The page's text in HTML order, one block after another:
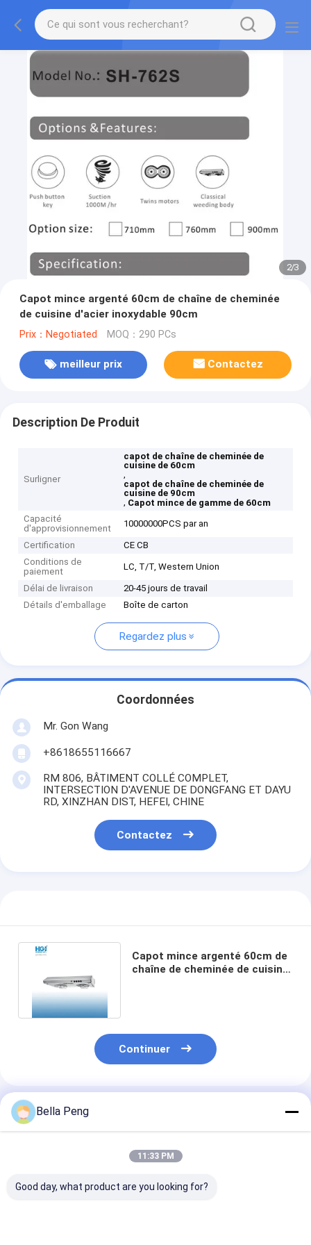
2/3
Capot mince argenté 60cm de chaîne de cheminée
de cuisine d'acier inoxydable 90cm
Prix：Negotiated MOQ：290 PCs
meilleur prix Contactez
Description De Produit
Surligner
capot de chaîne de cheminée de
cuisine de 60cm
,
capot de chaîne de cheminée de
cuisine de 90cm
, Capot mince de gamme de 60cm
Capacité
d'approvisionnement
10000000PCS par an
Certification
CE CB
Conditions de
paiement
LC, T/T, Western Union
Délai de livraison
20-45 jours de travail
Détails d'emballage
Boîte de carton
Regardez plus
Coordonnées
Mr. Gon Wang
+8618655116667
RM 806, BÂTIMENT COLLÉ COMPLET,
INTERSECTION D'AVENUE DE DONGFANG ET DAYU
RD, XINZHAN DIST, HEFEI, CHINE
Contactez
Capot mince argenté 60cm de
chaîne de cheminée de cuisine
Continuer
Produits Recommandés
Bella Peng
11:33 PM
Good day, what product are you looking for?